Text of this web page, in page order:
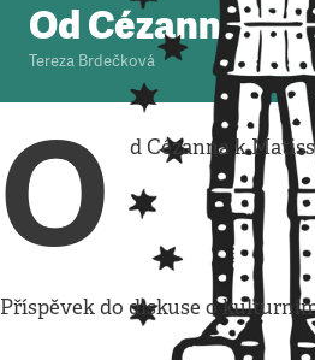
Od Cézanna k
Tereza Brdečková
O d Cézanna k
Příspěvek do diskuse o